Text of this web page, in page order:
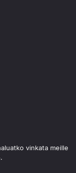
vinkata meille